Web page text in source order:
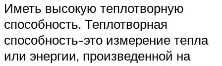
Иметь высокую теплотворную
способность. Теплотворная
способность-это измерение тепла
или энергии, произведенной на